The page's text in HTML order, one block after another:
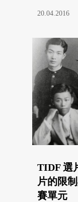
20.04.2016
TIDF 選
片的限
賽單元